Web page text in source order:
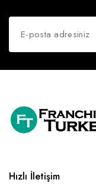
Hızlı İletişim